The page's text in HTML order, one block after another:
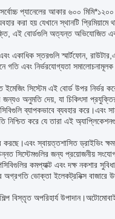
প্যানেলের আকার ৬০০
করা হয় যেখানে স্থানটি
এই বোর্ডগুলি অত্যন্ত অভিযোজিত
একাধিক স্তরগুলি স্মার্টফোন,
গতি এবং নির্ভরযোগ্যতা
ইমেজিং সিস্টেম এই বোর্ড উপর নির্ভর
অনুমতি দেয়, যা চিকিৎসা
ব্যাপকভাবে ব্যবহার
করে যে তারা এই
করছে।এবং স্বায়ত্তশাসিত ড্রাইভিং
সিস্টেমগুলির জন্য প্রয়োজনীয় সংযোগ
কমপ্যাক্ট এবং দক্ষ নকশার
অগ্রগতি ভোক্তা ইলেকট্রনিক্স
বিস্তৃত অপরিহার্য